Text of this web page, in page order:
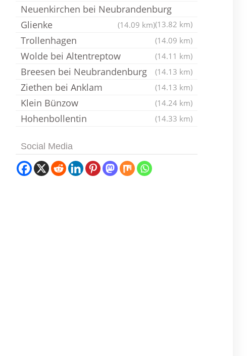
Neuenkirchen bei Neubrandenburg
(13.82 km)
Glienke (14.09 km)
Trollenhagen (14.09 km)
Wolde bei Altentreptow (14.11 km)
Breesen bei Neubrandenburg (14.13 km)
Ziethen bei Anklam (14.13 km)
Klein Bünzow (14.24 km)
Hohenbollentin (14.33 km)
Social Media